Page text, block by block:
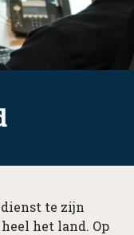
te zijn
het land. Op